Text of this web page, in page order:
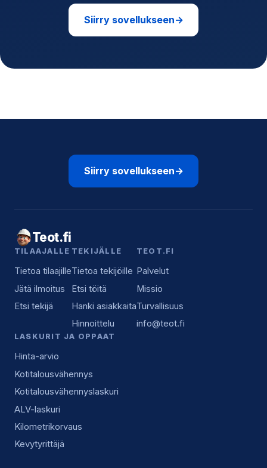
Siirry sovellukseen→
Siirry sovellukseen→
Teot.fi
TILAAJALLE
Tietoa tilaajille
Jätä ilmoitus
Etsi tekijä
TEKIJÄLLE
Tietoa tekijöille
Etsi töitä
Hanki asiakkaita
Hinnoittelu
TEOT.FI
Palvelut
Missio
Turvallisuus
info@teot.fi
LASKURIT JA OPPAAT
Hinta-arvio
Kotitalousvähennys
Kotitalousvähennyslaskuri
ALV-laskuri
Kilometrikorvaus
Kevytyrittäjä